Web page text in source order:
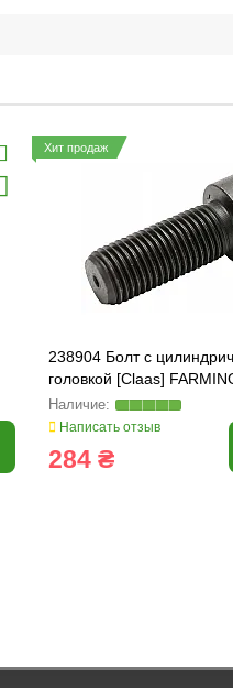
Хит продаж
238904 Болт с
головкой [Claas]
215351
Написать отзыв
284 ₴